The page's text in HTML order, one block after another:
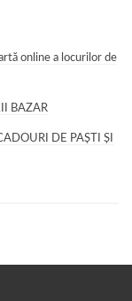
online a locurilor de
BAZAR
DE PAȘTI ȘI